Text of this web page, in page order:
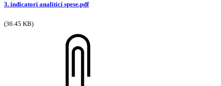
3. indicatori analitici spese.pdf
(36.45 KB)